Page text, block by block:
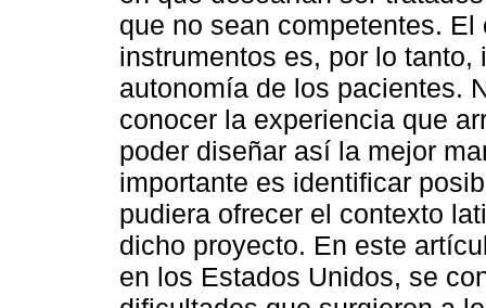
que no sean competentes.
instrumentos es, por lo
autonomía de los pacientes.
conocer la experiencia que
poder diseñar así la mejor
importante es identificar
pudiera ofrecer el contexto
dicho proyecto. En este
en los Estados Unidos, se